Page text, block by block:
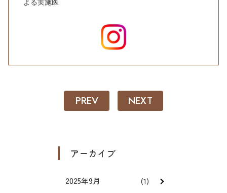
よる実施医
PREV NEXT
アーカイブ
2025年9月 (1)